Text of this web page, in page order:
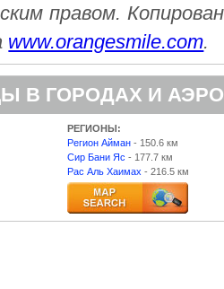
правом.
www.orangesmile.com.
В ГОРОДАХ И
РЕГИОНЫ:
Регион Айман - 150.6 км
Сир Бани Яс - 177.7 км
Рас Аль Хаимах - 216.5 км